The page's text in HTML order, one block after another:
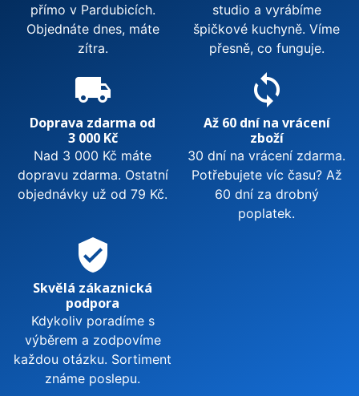
přímo v Pardubicích.
Objednáte dnes, máte
zítra.
studio a vyrábíme
špičkové kuchyně. Víme
přesně, co funguje.
local_shipping
Doprava zdarma od
3 000 Kč
Nad 3 000 Kč máte
dopravu zdarma. Ostatní
objednávky už od 79 Kč.
sync
Až 60 dní na vrácení
zboží
30 dní na vrácení zdarma.
Potřebujete víc času? Až
60 dní za drobný
poplatek.
verified_user
Skvělá zákaznická
podpora
Kdykoliv poradíme s
výběrem a zodpovíme
každou otázku. Sortiment
známe poslepu.